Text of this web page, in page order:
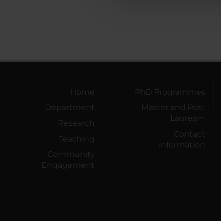
Home
Department
Research
Teaching
Community
Engagement
PhD Programmes
Master and Post
Lauream
Contact
information